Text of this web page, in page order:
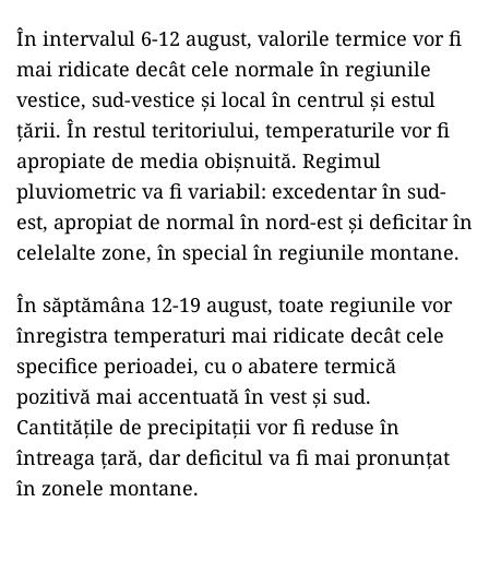
În intervalul 6-12 august, valorile termice vor fi
mai ridicate decât cele normale în regiunile
vestice, sud-vestice și local în centrul și estul
țării. În restul teritoriului, temperaturile vor fi
apropiate de media obișnuită. Regimul
pluviometric va fi variabil: excedentar în sud-
est, apropiat de normal în nord-est și deficitar în
celelalte zone, în special în regiunile montane.
În săptămâna 12-19 august, toate regiunile vor
înregistra temperaturi mai ridicate decât cele
specifice perioadei, cu o abatere termică
pozitivă mai accentuată în vest și sud.
Cantitățile de precipitații vor fi reduse în
întreaga țară, dar deficitul va fi mai pronunțat
în zonele montane.